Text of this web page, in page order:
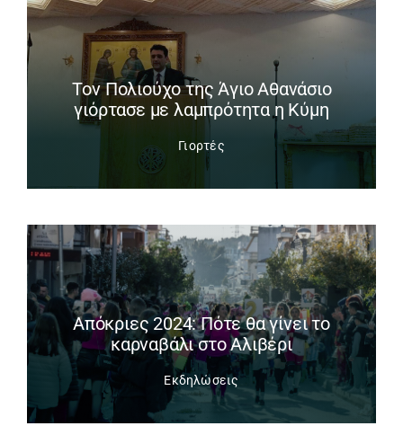
Tον Πολιούχο της Άγιο Αθανάσιο
γιόρτασε με λαμπρότητα η Κύμη
Γιορτές
Απόκριες 2024: Πότε θα γίνει το
καρναβάλι στο Αλιβέρι
Εκδηλώσεις